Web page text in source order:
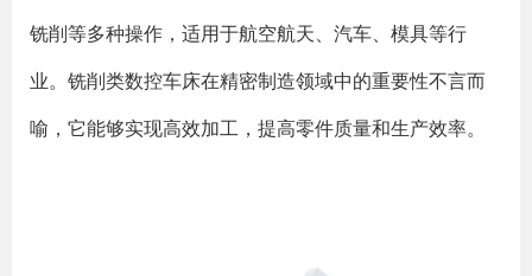
铣削等多种操作，适用于航空航天、汽车、模具等行
业。铣削类数控车床在精密制造领域中的重要性不言而
喻，它能够实现高效加工，提高零件质量和生产效率。